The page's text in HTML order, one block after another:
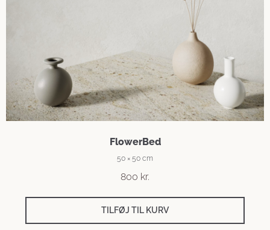
FlowerBed
50 × 50 cm
800 kr.
TILFØJ TIL KURV